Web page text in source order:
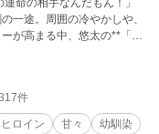
一途。周囲の冷やかしや、
が高まる中、悠太の**「幼
この溺愛っぷ
が、悠太
最初からクライマックス
コメ、開幕！
件
ロイン 甘々
幼馴染